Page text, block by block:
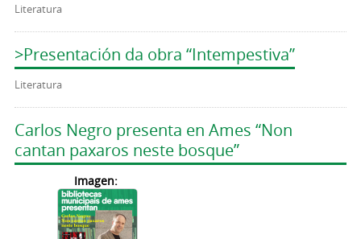
Literatura
>Presentación da obra “Intempestiva”
Literatura
Carlos Negro presenta en Ames “Non
cantan paxaros neste bosque”
Imagen: